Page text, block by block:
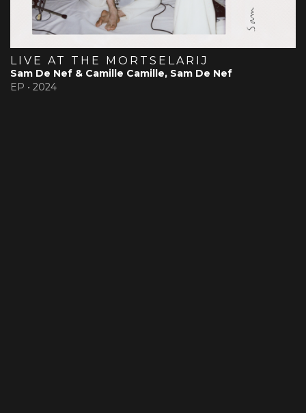
LIVE AT THE MORTSELARIJ
Sam De Nef & Camille Camille, Sam De Nef
EP • 2024